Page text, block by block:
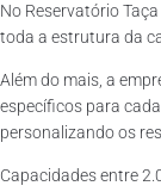
No Reservatório
toda a estrutura da
Além do mais, a
específicos para
personalizando os
Capacidades entre